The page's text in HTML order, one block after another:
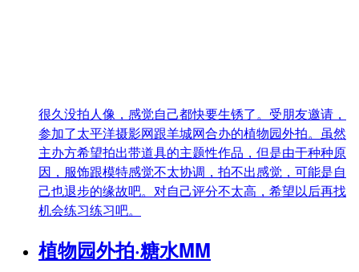
很久没拍人像，感觉自己都快要生锈了。受朋友邀请，
参加了太平洋摄影网跟羊城网合办的植物园外拍。虽然
主办方希望拍出带道具的主题性作品，但是由于种种原
因，服饰跟模特感觉不太协调，拍不出感觉，可能是自
己也退步的缘故吧。对自己评分不太高，希望以后再找
机会练习练习吧。
植物园外拍·糖水MM